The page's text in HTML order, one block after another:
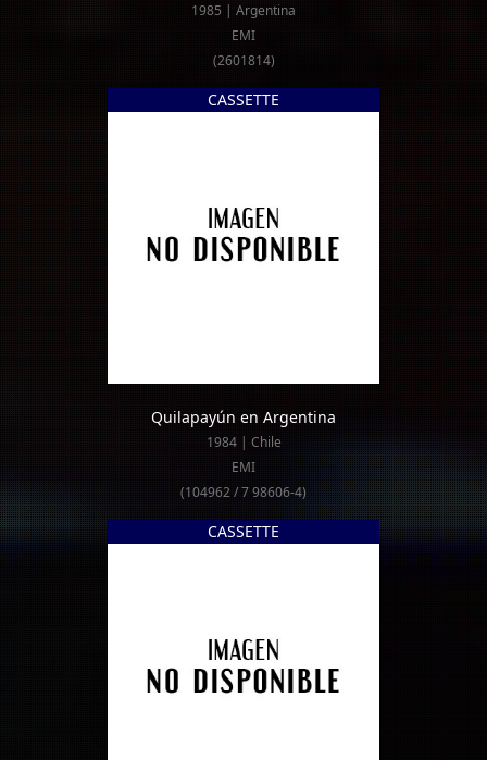
1985 | Argentina
EMI
(2601814)
CASSETTE
Quilapayún en Argentina
1984 | Chile
EMI
(104962 / 7 98606-4)
CASSETTE